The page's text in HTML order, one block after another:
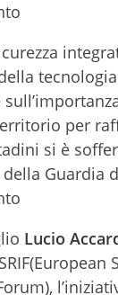
per
si è
Guardia
Lucio